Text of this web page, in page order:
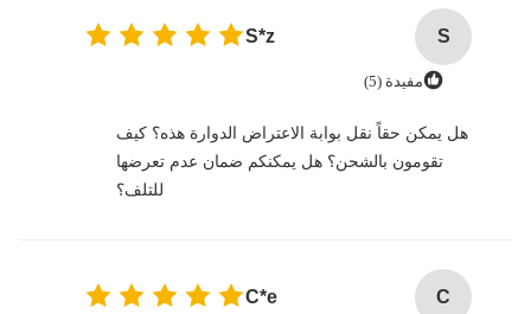
S
S*z
مفيدة (5)
هل يمكن حقاً نقل بوابة الاعتراض الدوارة هذه؟ كيف
تقومون بالشحن؟ هل يمكنكم ضمان عدم تعرضها
للتلف؟
C
C*e